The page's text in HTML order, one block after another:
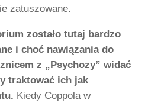
zatuszowane.
zostało tutaj bardzo
i choć nawiązania do
z „Psychozy” widać
traktować ich jak
Kiedy Coppola w